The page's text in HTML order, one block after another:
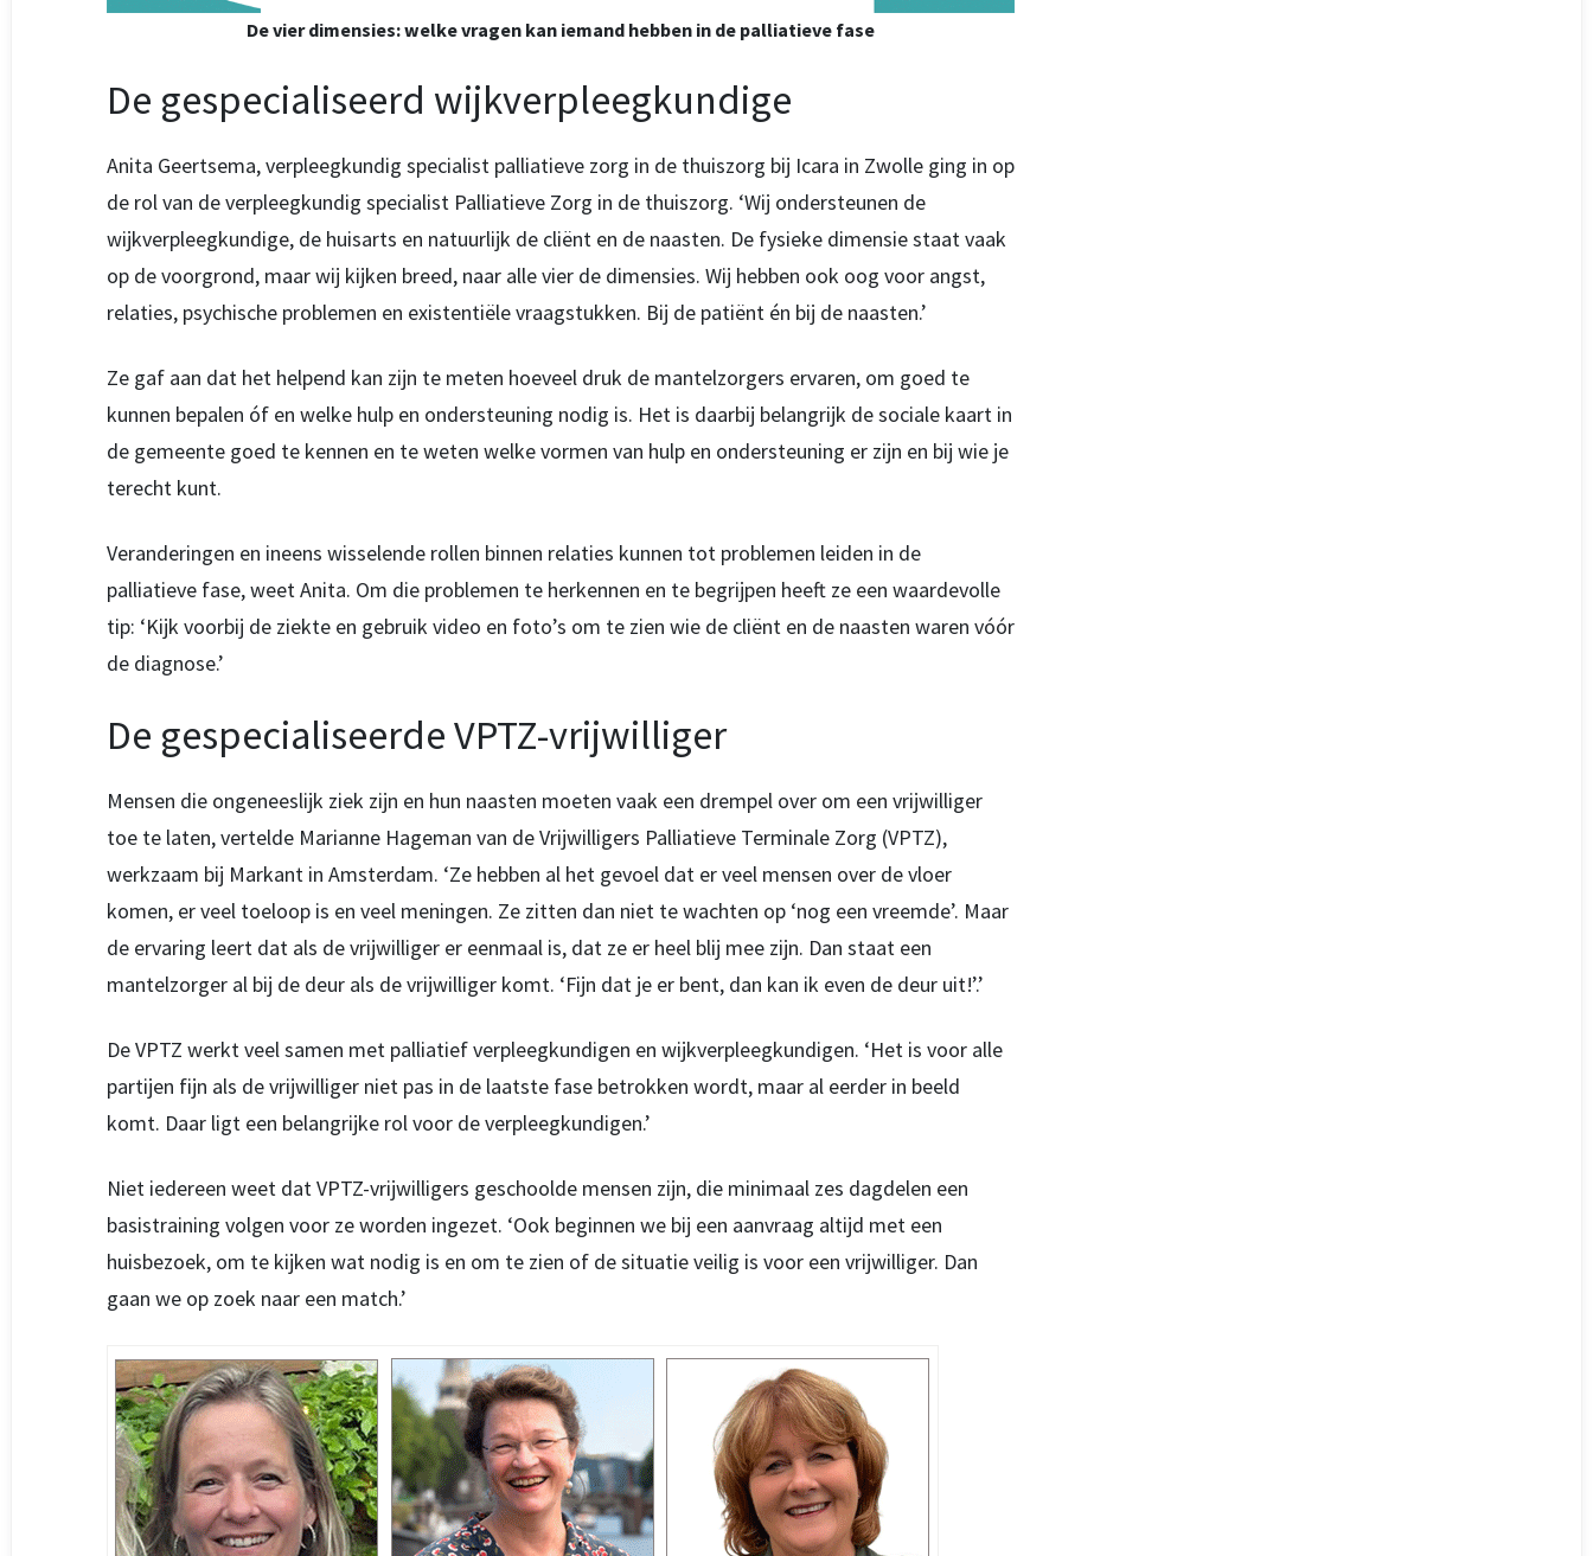
De vier dimensies: welke vragen kan iemand hebben in de palliatieve fase
De gespecialiseerd wijkverpleegkundige
Anita Geertsema, verpleegkundig specialist palliatieve zorg in de thuiszorg bij Icara in Zwolle ging in op
de rol van de verpleegkundig specialist Palliatieve Zorg in de thuiszorg. ‘Wij ondersteunen de
wijkverpleegkundige, de huisarts en natuurlijk de cliënt en de naasten. De fysieke dimensie staat vaak
op de voorgrond, maar wij kijken breed, naar alle vier de dimensies. Wij hebben ook oog voor angst,
relaties, psychische problemen en existentiële vraagstukken. Bij de patiënt én bij de naasten.’
Ze gaf aan dat het helpend kan zijn te meten hoeveel druk de mantelzorgers ervaren, om goed te
kunnen bepalen óf en welke hulp en ondersteuning nodig is. Het is daarbij belangrijk de sociale kaart in
de gemeente goed te kennen en te weten welke vormen van hulp en ondersteuning er zijn en bij wie je
terecht kunt.
Veranderingen en ineens wisselende rollen binnen relaties kunnen tot problemen leiden in de
palliatieve fase, weet Anita. Om die problemen te herkennen en te begrijpen heeft ze een waardevolle
tip: ‘Kijk voorbij de ziekte en gebruik video en foto’s om te zien wie de cliënt en de naasten waren vóór
de diagnose.’
De gespecialiseerde VPTZ-vrijwilliger
Mensen die ongeneeslijk ziek zijn en hun naasten moeten vaak een drempel over om een vrijwilliger
toe te laten, vertelde Marianne Hageman van de Vrijwilligers Palliatieve Terminale Zorg (VPTZ),
werkzaam bij Markant in Amsterdam. ‘Ze hebben al het gevoel dat er veel mensen over de vloer
komen, er veel toeloop is en veel meningen. Ze zitten dan niet te wachten op ‘nog een vreemde’. Maar
de ervaring leert dat als de vrijwilliger er eenmaal is, dat ze er heel blij mee zijn. Dan staat een
mantelzorger al bij de deur als de vrijwilliger komt. ‘Fijn dat je er bent, dan kan ik even de deur uit!’.’
De VPTZ werkt veel samen met palliatief verpleegkundigen en wijkverpleegkundigen. ‘Het is voor alle
partijen fijn als de vrijwilliger niet pas in de laatste fase betrokken wordt, maar al eerder in beeld
komt. Daar ligt een belangrijke rol voor de verpleegkundigen.’
Niet iedereen weet dat VPTZ-vrijwilligers geschoolde mensen zijn, die minimaal zes dagdelen een
basistraining volgen voor ze worden ingezet. ‘Ook beginnen we bij een aanvraag altijd met een
huisbezoek, om te kijken wat nodig is en om te zien of de situatie veilig is voor een vrijwilliger. Dan
gaan we op zoek naar een match.’